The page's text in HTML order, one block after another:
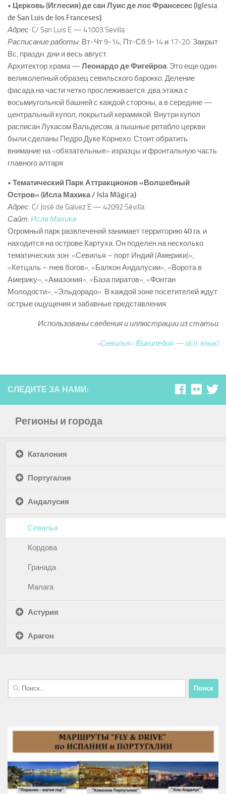
• Церковь (Иглесия) де сан Луис де лос Франсесес (Iglesia
de San Luis de los Franceses)
Адрес: C/ San Luis E — 41003 Sevilla
Расписание работы: Вт-Чт 9-14; Пт-Сб 9-14 и 17-20. Закрыт
Вс, праздн. дни и весь август.
Архитектор храма — Леонардо де Фигейроа . Это еще один
великолепный образец севильского барокко. Деление
фасада на части четко прослеживается: два этажа с
восьмиугольной башней с каждой стороны, а в середине —
центральный купол, покрытый керамикой. Внутри купол
расписан Лукасом Вальдесом, а пышные ретабло церкви
были сделаны Педро Дуке Корнехо. Стоит обратить
внимание на «обязательные» изразцы и фронтальную часть
главного алтаря.
• Тематический Парк Аттракционов «Волшебный
Остров» (Исла Махика / Isla Mágica)
Адрес: C/ José de Galvez E — 42092 Sévilla
Сайт:Исла Махика
Огромный парк развлечений занимает территорию40 га. и
находится на острове Картуха. Он поделен на несколько
тематических зон: «Севилья – порт Индий (Америки)»,
«Кетцаль – гнев богов», «Балкон Андалусии», «Ворота в
Америку», «Амазония», «База пиратов», «Фонтан
Молодости», «Эльдорадо». В каждой зоне посетителей ждут
острые ощущения и забавные представления.
Использованы сведения и иллюстрации из статьи
«Севилья» (Википедия — исп. язык)
СЛЕДИТЕ ЗА НАМИ:
Регионы и города
Каталония
Португалия
Андалусия
Севилья
Кордова
Гранада
Малага
Астурия
Арагон
Найти: